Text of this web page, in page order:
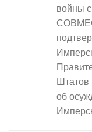
войны
Штатов
об